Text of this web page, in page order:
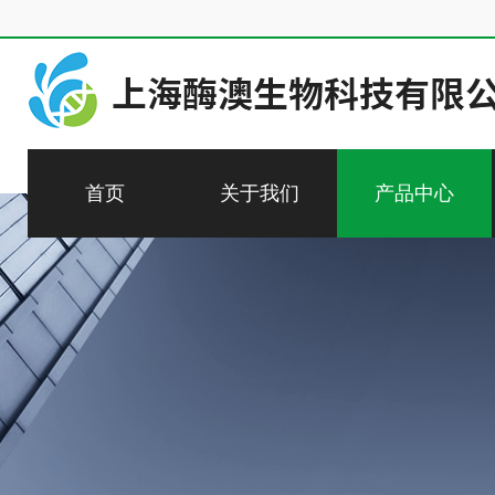
首页 关于我们 产品中心